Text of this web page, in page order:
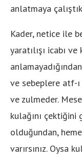
anlatmaya
Kader, netice ile
yaratılışı icabı
ve sebeplere atf-ı
ve zulmeder.
kulağını çektiğini
olduğundan,
varırsınız. Oysa